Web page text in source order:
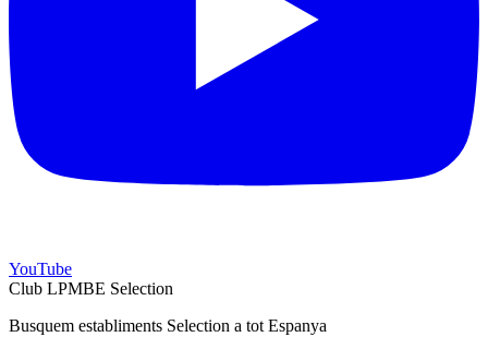
YouTube
Club LPMBE Selection
Busquem establiments Selection a tot Espanya